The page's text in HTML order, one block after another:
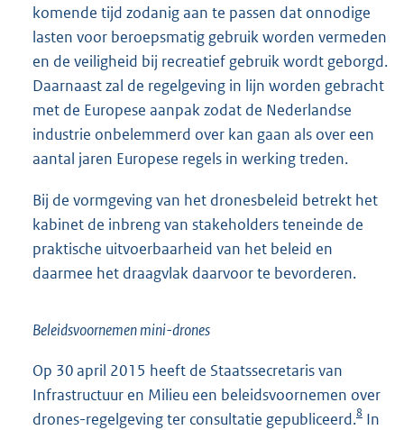
komende tijd zodanig aan te passen dat onnodige
lasten voor beroepsmatig gebruik worden vermeden
en de veiligheid bij recreatief gebruik wordt geborgd.
Daarnaast zal de regelgeving in lijn worden gebracht
met de Europese aanpak zodat de Nederlandse
industrie onbelemmerd over kan gaan als over een
aantal jaren Europese regels in werking treden.
Bij de vormgeving van het dronesbeleid betrekt het
kabinet de inbreng van stakeholders teneinde de
praktische uitvoerbaarheid van het beleid en
daarmee het draagvlak daarvoor te bevorderen.
Beleidsvoornemen mini-drones
Op 30 april 2015 heeft de Staatssecretaris van
Infrastructuur en Milieu een beleidsvoornemen over
drones-regelgeving ter consultatie gepubliceerd.8 In